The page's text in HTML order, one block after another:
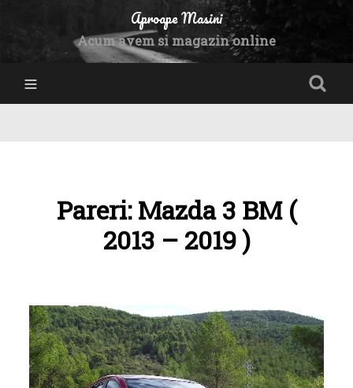
Aproape Masini
Acum avem si magazin online
Pareri: Mazda 3 BM (
2013 – 2019 )